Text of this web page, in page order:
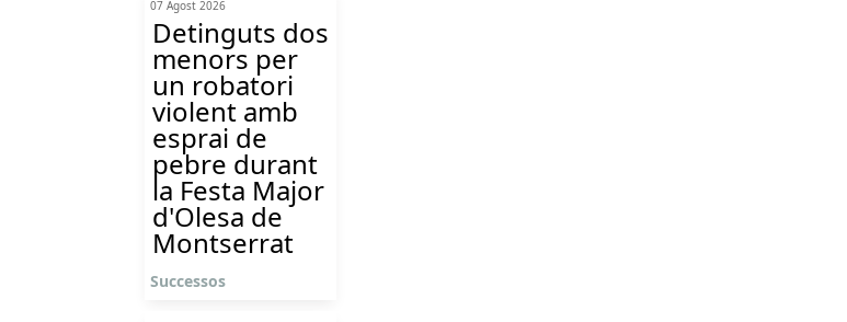
07 Agost 2026
Detinguts dos
menors per
un robatori
violent amb
esprai de
pebre durant
la Festa Major
d'Olesa de
Montserrat
Successos